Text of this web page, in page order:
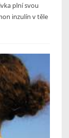
plní svou
inzulín v těle